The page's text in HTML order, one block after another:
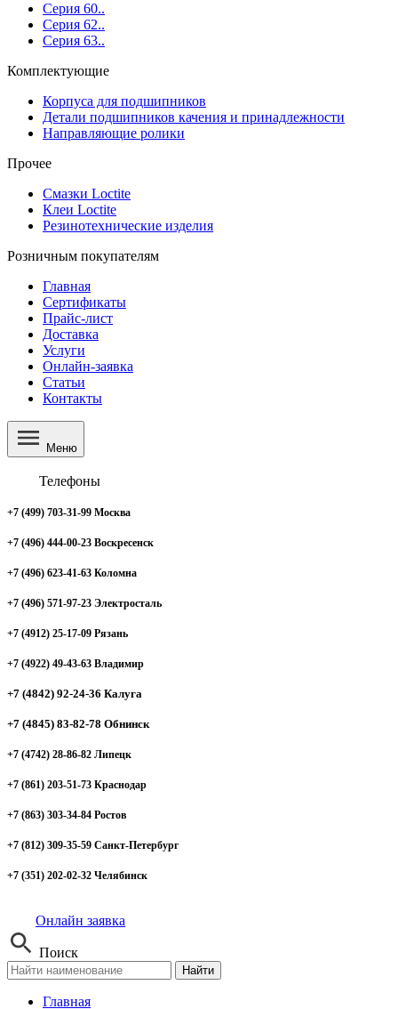
Серия 60..
Серия 62..
Серия 63..
Комплектующие
Корпуса для подшипников
Детали подшипников качения и принадлежности
Направляющие ролики
Прочее
Смазки Loctite
Клеи Loctite
Резинотехнические изделия
Розничным покупателям
Главная
Сертификаты
Прайс-лист
Доставка
Услуги
Онлайн-заявка
Статьи
Контакты
Меню
Телефоны
+7 (499) 703-31-99 Москва
+7 (496) 444-00-23 Воскресенск
+7 (496) 623-41-63 Коломна
+7 (496) 571-97-23 Электросталь
+7 (4912) 25-17-09 Рязань
+7 (4922) 49-43-63 Владимир
+7 (4842) 92-24-36 Калуга
+7 (4845) 83-82-78 Обнинск
+7 (4742) 28-86-82 Липецк
+7 (861) 203-51-73 Краснодар
+7 (863) 303-34-84 Ростов
+7 (812) 309-35-59 Санкт-Петербург
+7 (351) 202-02-32 Челябинск
Онлайн заявка
Поиск
Найти
Главная